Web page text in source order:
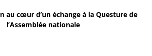
au cœur d’un échange à la Questure de
l’Assemblée nationale